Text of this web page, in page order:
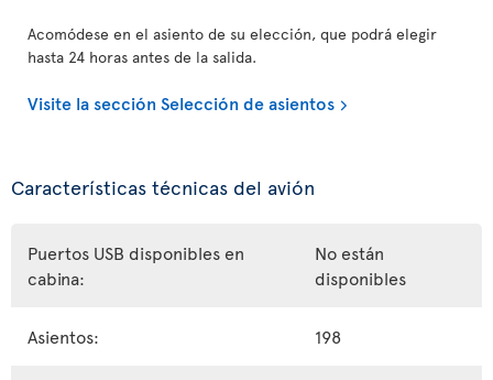
Acomódese en el asiento de su elección, que podrá elegir
hasta 24 horas antes de la salida.
Visite la sección Selección de asientos
Características técnicas del avión
Puertos USB disponibles en
cabina:
No están
disponibles
Asientos: 198